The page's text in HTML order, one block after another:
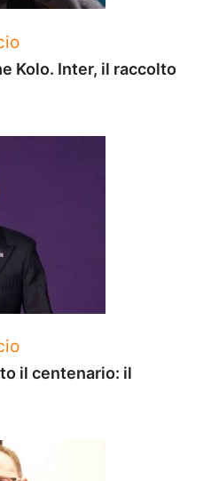
Kolo. Inter, il raccolto
il centenario: il